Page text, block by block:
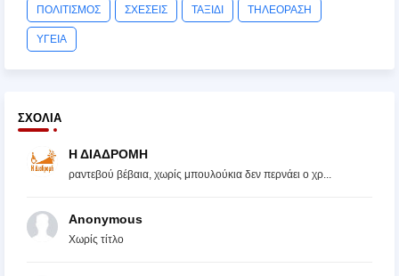
ΠΟΛΙΤΙΣΜΟΣ ΣΧΕΣΕΙΣ ΤΑΞΙΔΙ ΤΗΛΕΟΡΑΣΗ
ΥΓΕΙΑ
ΣΧΌΛΙΑ
Η ΔΙΑΔΡΟΜΗ
ραντεβού βέβαια, χωρίς μπουλούκια δεν περνάει ο χρ...
Anonymous
Χωρίς τίτλο